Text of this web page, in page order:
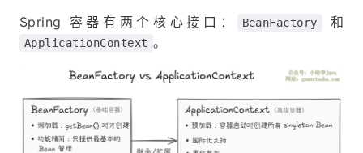
Spring 容器有两个核心接口： BeanFactory 和
ApplicationContext 。